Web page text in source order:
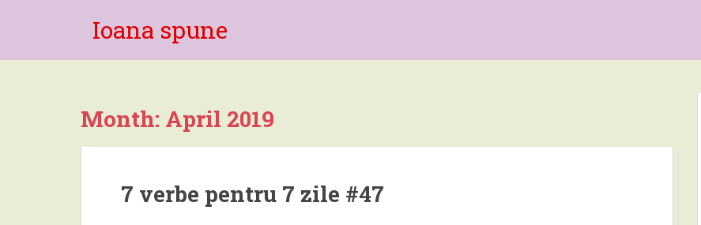
Ioana spune
Month: April 2019
7 verbe pentru 7 zile #47